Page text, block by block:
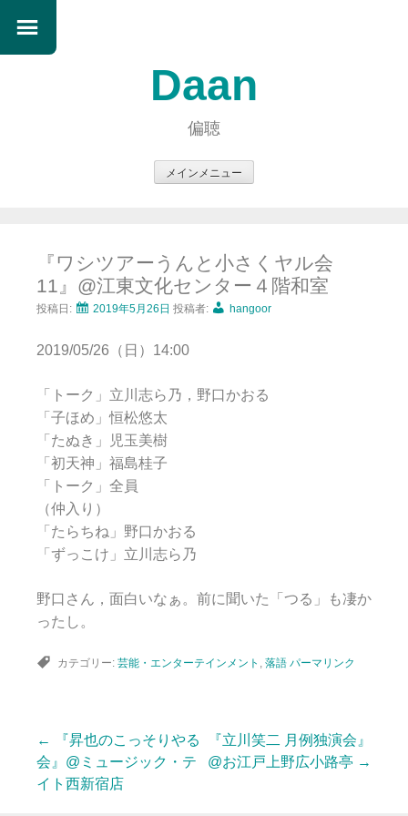
Daan
偏聴
メインメニュー
ン
ツ
へ
キ
プ
『ワシツアーうんと小さくヤル会
11』@江東文化センター４階和室
投稿日: 2019年5月26日 投稿者: hangoor
2019/05/26（日）14:00
「トーク」立川志ら乃，野口かおる
「子ほめ」恒松悠太
「たぬき」児玉美樹
「初天神」福島桂子
「トーク」全員
（仲入り）
「たらちね」野口かおる
「ずっこけ」立川志ら乃
野口さん，面白いなぁ。前に聞いた「つる」も凄か
ったし。
カテゴリー: 芸能・エンターテインメント , 落語 パーマリンク
投
←
『昇也のこっそりやる
会』@ミュージック・テ
イト西新宿店
『立川笑二 月例独演会』
@お江戸上野広小路亭 →